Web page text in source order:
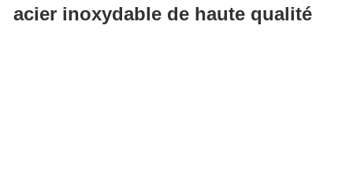
inoxydable de haute qualité
acier inoxydable de haute qualité